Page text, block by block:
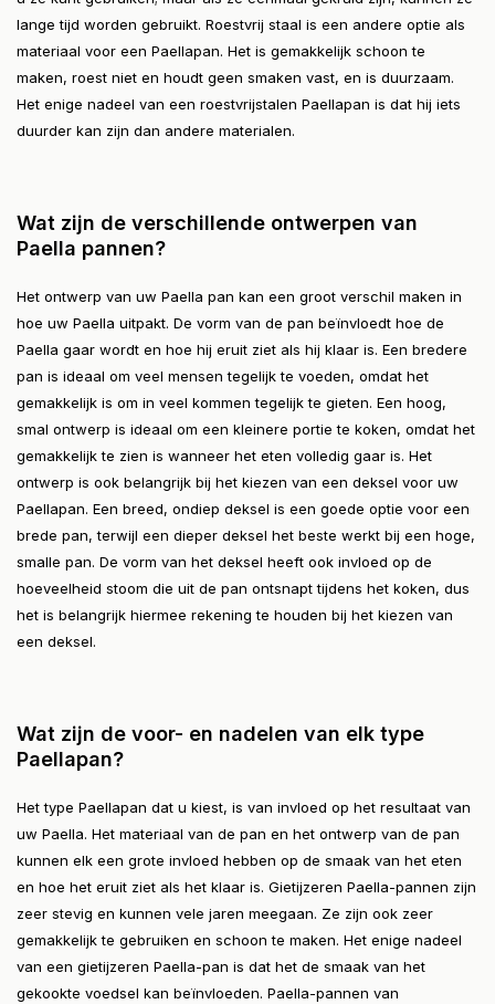
lange tijd worden gebruikt. Roestvrij staal is een andere optie als
materiaal voor een Paellapan. Het is gemakkelijk schoon te
maken, roest niet en houdt geen smaken vast, en is duurzaam.
Het enige nadeel van een roestvrijstalen Paellapan is dat hij iets
duurder kan zijn dan andere materialen.
Wat zijn de verschillende ontwerpen van
Paella pannen?
Het ontwerp van uw Paella pan kan een groot verschil maken in
hoe uw Paella uitpakt. De vorm van de pan beïnvloedt hoe de
Paella gaar wordt en hoe hij eruit ziet als hij klaar is. Een bredere
pan is ideaal om veel mensen tegelijk te voeden, omdat het
gemakkelijk is om in veel kommen tegelijk te gieten. Een hoog,
smal ontwerp is ideaal om een kleinere portie te koken, omdat het
gemakkelijk te zien is wanneer het eten volledig gaar is. Het
ontwerp is ook belangrijk bij het kiezen van een deksel voor uw
Paellapan. Een breed, ondiep deksel is een goede optie voor een
brede pan, terwijl een dieper deksel het beste werkt bij een hoge,
smalle pan. De vorm van het deksel heeft ook invloed op de
hoeveelheid stoom die uit de pan ontsnapt tijdens het koken, dus
het is belangrijk hiermee rekening te houden bij het kiezen van
een deksel.
Wat zijn de voor- en nadelen van elk type
Paellapan?
Het type Paellapan dat u kiest, is van invloed op het resultaat van
uw Paella. Het materiaal van de pan en het ontwerp van de pan
kunnen elk een grote invloed hebben op de smaak van het eten
en hoe het eruit ziet als het klaar is. Gietijzeren Paella-pannen zijn
zeer stevig en kunnen vele jaren meegaan. Ze zijn ook zeer
gemakkelijk te gebruiken en schoon te maken. Het enige nadeel
van een gietijzeren Paella-pan is dat het de smaak van het
gekookte voedsel kan beïnvloeden. Paella-pannen van